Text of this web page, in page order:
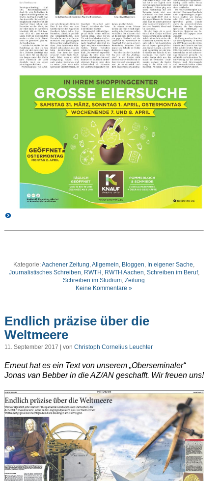
Kategorie:Aachener Zeitung ,Allgemein Bloggen In eigener Sache
Journalistisches Schreiben RWTH RWTH Aachen Schreiben im Beruf,
Schreiben im Studium ,Zeitung
Keine Kommentare »
Endlich präzise über die
Weltmeere
11. September 2017 | von Christoph Cornelius Leuchter
Erneut hat es ein Text von unserem „Oberseminaler“
Jonas van Bebber in die AZ/AN geschafft. Wir freuen uns!